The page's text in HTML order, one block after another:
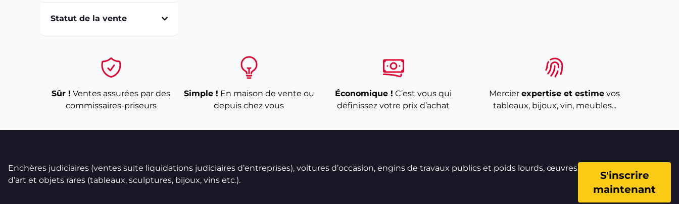
Statut de la vente
Sûr ! Ventes assurées par des
commissaires-priseurs
Simple ! En maison de vente ou
depuis chez vous
Économique ! C’est vous qui
définissez votre prix d’achat
Mercier expertise et estime vos
tableaux, bijoux, vin, meubles...
Enchères judiciaires (ventes suite liquidations judiciaires d’entreprises), voitures d’occasion, engins de travaux publics et poids lourds, œuvres
d’art et objets rares (tableaux, sculptures, bijoux, vins etc.).
S'inscrire
maintenant